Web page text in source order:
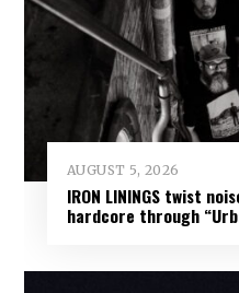
AUGUST 5, 2026
IRON LININGS twist
hardcore through